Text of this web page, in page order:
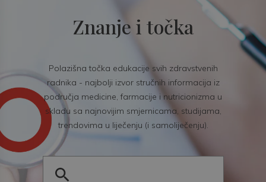
Znanje i točka
Polazišna točka edukacije svih zdravstvenih
radnika - najbolji izvor stručnih informacija iz
područja medicine, farmacije i nutricionizma u
skladu sa najnovijim smjernicama, studijama,
trendovima u liječenju (i samoliječenju).